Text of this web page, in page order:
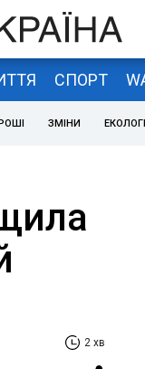
СПОРТ
ЗМІНИ
2 хв